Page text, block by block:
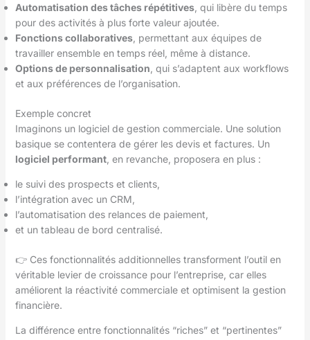
Automatisation des tâches répétitives, qui libère du temps
pour des activités à plus forte valeur ajoutée.
Fonctions collaboratives, permettant aux équipes de
travailler ensemble en temps réel, même à distance.
Options de personnalisation , qui s’adaptent aux workflows
et aux préférences de l’organisation.
Exemple concret
Imaginons un logiciel de gestion commerciale. Une solution
basique se contentera de gérer les devis et factures. Un
logiciel performant, en revanche, proposera en plus :
le suivi des prospects et clients,
l’intégration avec un CRM,
l’automatisation des relances de paiement,
et un tableau de bord centralisé.
👉 Ces fonctionnalités additionnelles transforment l’outil en
véritable levier de croissance pour l’entreprise, car elles
améliorent la réactivité commerciale et optimisent la gestion
financière.
La différence entre fonctionnalités “riches” et “pertinentes”